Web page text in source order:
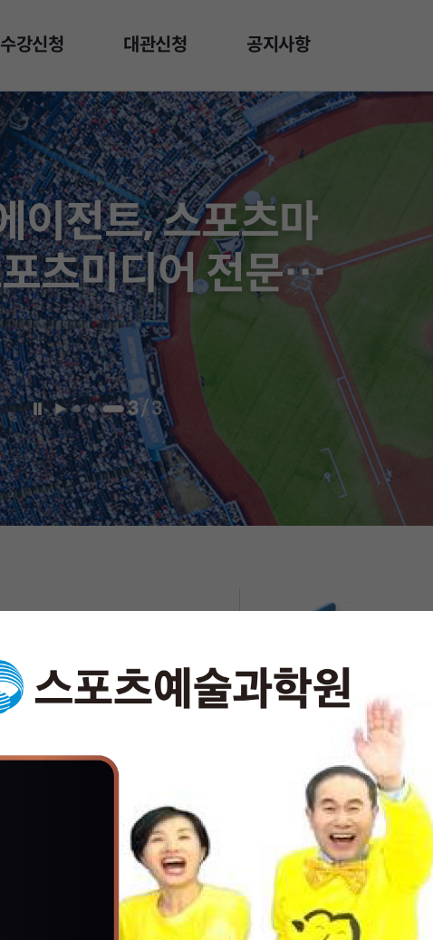
수강신청 대관신청 공지사항
이전트, 스포츠마
츠미디어 전문가
양성!!
일
시
정
지
재
생
3/3
스포츠종합예